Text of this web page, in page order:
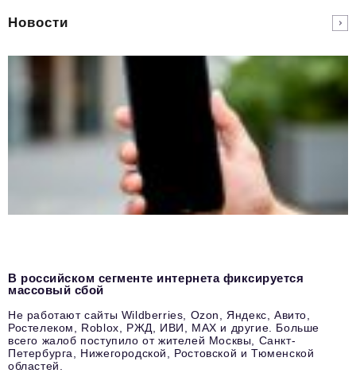
Новости
В российском сегменте интернета фиксируется
массовый сбой
Не работают сайты Wildberries, Ozon, Яндекс, Авито,
Ростелеком, Roblox, РЖД, ИВИ, MAX и другие. Больше
всего жалоб поступило от жителей Москвы, Санкт-
Петербурга, Нижегородской, Ростовской и Тюменской
областей.